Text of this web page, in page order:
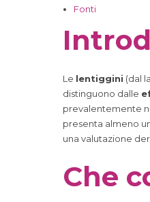
Fonti
Le lentiggini (dal
distinguono dalle
prevalentemente
presenta almeno
una valutazione
Che